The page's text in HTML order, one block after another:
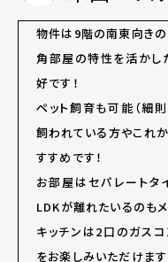
物件は9階の南東向きの
角部屋の特性を活かし
好です！
ペット飼育も可能（細
飼われている方やこれ
すすめです！
お部屋はセパレートタ
LDKが離れたいるのもメ
キッチンは2口のガス
をお楽しみいただけます